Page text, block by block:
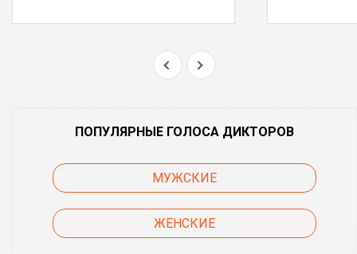
ПОПУЛЯРНЫЕ ГОЛОСА ДИКТОРОВ
МУЖСКИЕ
ЖЕНСКИЕ